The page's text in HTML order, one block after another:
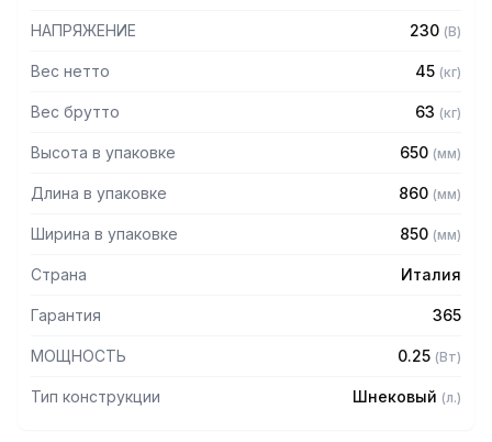
*Спираль необходимо выбрать при размещении заказа.
НАПРЯЖЕНИЕ 230 (В)
Вес нетто 45 (кг)
Вес брутто 63 (кг)
Высота в упаковке 650 (мм)
Длина в упаковке 860 (мм)
Ширина в упаковке 850 (мм)
Страна Италия
Гарантия 365
МОЩНОСТЬ 0.25 (Вт)
Тип конструкции Шнековый (л.)